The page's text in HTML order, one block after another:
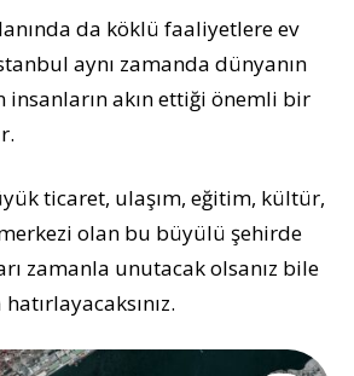
da köklü faaliyetlere ev
aynı zamanda dünyanın
insanların akın ettiği önemli bir
ticaret, ulaşım, eğitim, kültür,
olan bu büyülü şehirde
zamanla unutacak olsanız bile